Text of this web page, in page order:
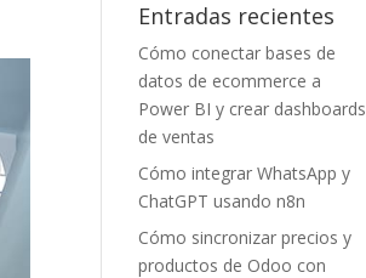
Entradas recientes
Cómo conectar bases de
datos de ecommerce a
Power BI y crear dashboards
de ventas
Cómo integrar WhatsApp y
ChatGPT usando n8n
Cómo sincronizar precios y
productos de Odoo con